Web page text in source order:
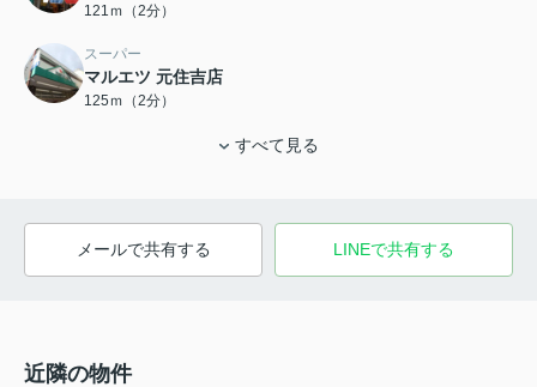
121ｍ（2分）
スーパー
マルエツ 元住吉店
125ｍ（2分）
すべて見る
メールで共有する LINEで共有する
近隣の物件